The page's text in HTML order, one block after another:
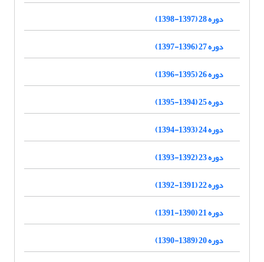
دوره 28 (1397-1398)
دوره 27 (1396-1397)
دوره 26 (1395-1396)
دوره 25 (1394-1395)
دوره 24 (1393-1394)
دوره 23 (1392-1393)
دوره 22 (1391-1392)
دوره 21 (1390-1391)
دوره 20 (1389-1390)